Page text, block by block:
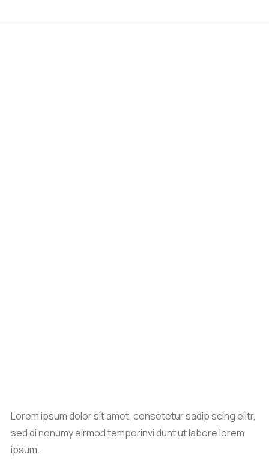
Lorem ipsum dolor sit amet, consetetur sadip scing elitr,
sed di nonumy eirmod temporinvi dunt ut labore lorem
ipsum.